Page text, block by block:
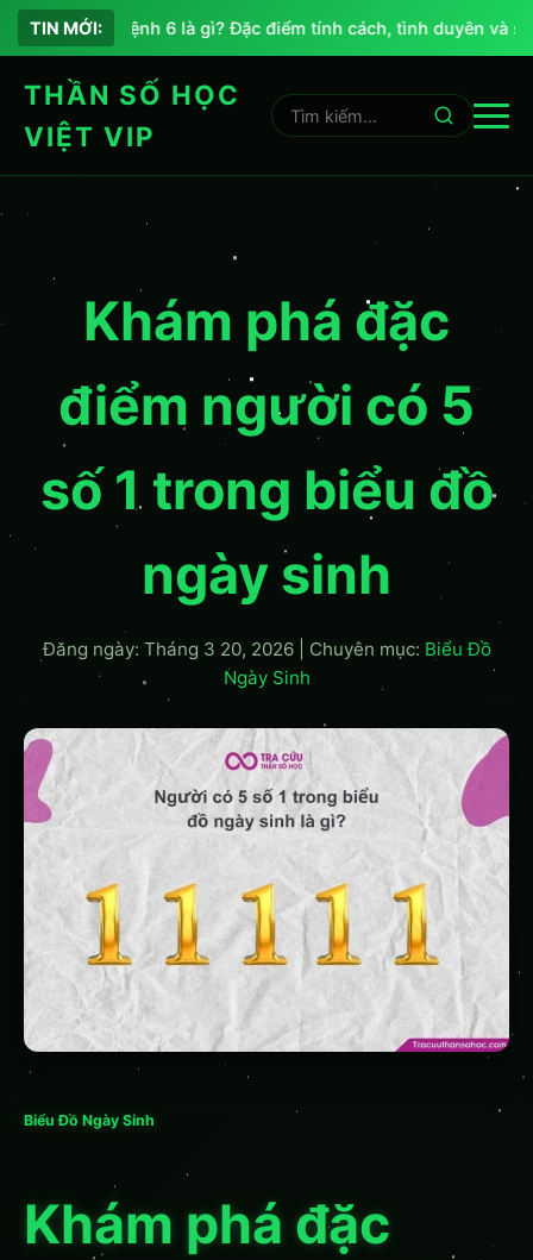
TIN MỚI:
Chỉ số sứ mệnh 6 là gì? Đặc điểm tính cách, tình duyên và sự
THẦN SỐ HỌC
VIỆT VIP
Khám phá đặc
điểm người có 5
số 1 trong biểu đồ
ngày sinh
Đăng ngày: Tháng 3 20, 2026| Chuyên mục: Biểu Đồ
Ngày Sinh
Biểu Đồ Ngày Sinh
Khám phá đặc